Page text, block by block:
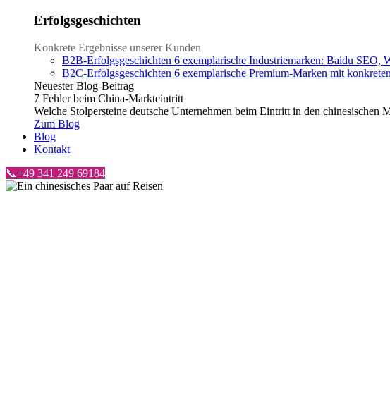
Erfolgsgeschichten
Konkrete Ergebnisse unserer Kunden
B2B-Erfolgsgeschichten 6 exemplarische Industriemarken: Baidu SEO,
B2C-Erfolgsgeschichten 6 exemplarische Premium-Marken mit
Neuester Blog-Beitrag
7 Fehler beim China-Markteintritt
Welche Stolpersteine deutsche Unternehmen beim Eintritt in den chinesischen
Zum Blog
Blog
Kontakt
📞+49 341 249 69184